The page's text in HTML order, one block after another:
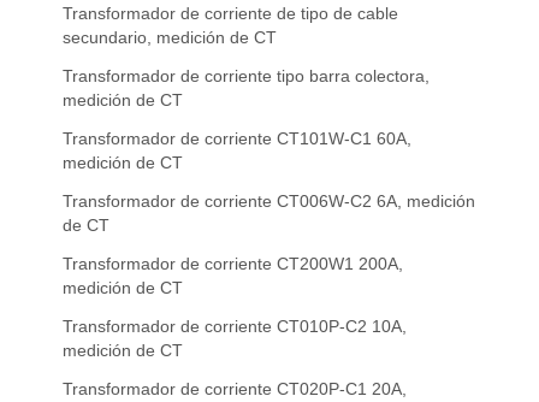
Transformador de corriente de tipo de cable
secundario, medición de CT
Transformador de corriente tipo barra colectora,
medición de CT
Transformador de corriente CT101W-C1 60A,
medición de CT
Transformador de corriente CT006W-C2 6A, medición
de CT
Transformador de corriente CT200W1 200A,
medición de CT
Transformador de corriente CT010P-C2 10A,
medición de CT
Transformador de corriente CT020P-C1 20A,